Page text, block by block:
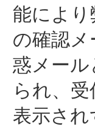
能によ
の確認
惑メー
られ、
表示さ